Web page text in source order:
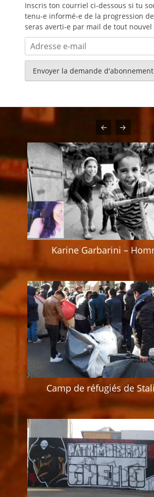
Inscris ton courriel ci-dessous si tu
tenu-e informé-e de la progression
seras averti-e par mail de tout nouvel
Adresse
e-
mail
Karine Garbarini –
Camp de réfugiés de